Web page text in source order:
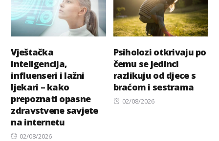
Vještačka
inteligencija,
influenseri i lažni
ljekari – kako
prepoznati opasne
zdravstvene savjete
na internetu
Posted
02/08/2026
Psiholozi otkrivaju po
čemu se jedinci
razlikuju od djece s
braćom i sestrama
Posted
02/08/2026